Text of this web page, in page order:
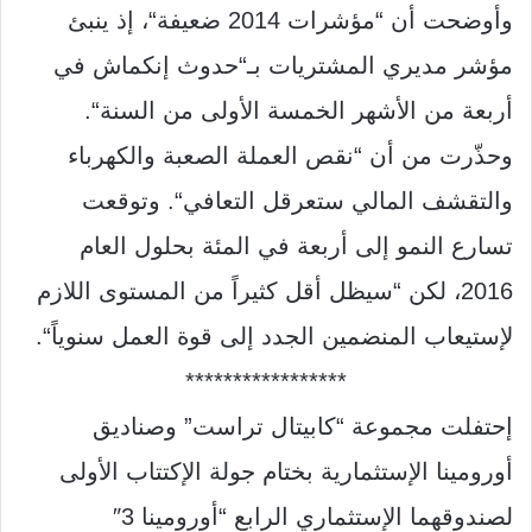
وأوضحت أن “مؤشرات 2014 ضعيفة“، إذ ينبئ
مؤشر مديري المشتريات بـ“حدوث إنكماش في
أربعة من الأشهر الخمسة الأولى من السنة“.
وحذّرت من أن “نقص العملة الصعبة والكهرباء
والتقشف المالي ستعرقل التعافي“. وتوقعت
تسارع النمو إلى أربعة في المئة بحلول العام
2016، لكن “سيظل أقل كثيراً من المستوى اللازم
لإستيعاب المنضمين الجدد إلى قوة العمل سنوياً“.
*****************
إحتفلت مجموعة “كابيتال تراست” وصناديق
أورومينا الإستثمارية بختام جولة الإكتتاب الأولى
لصندوقهما الإستثماري الرابع “ أورومينا 3″